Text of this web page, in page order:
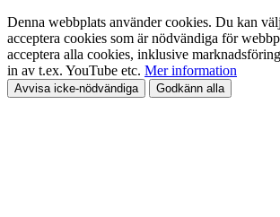
Denna webbplats använder cookies. Du kan
acceptera cookies som är nödvändiga för
acceptera alla cookies, inklusive
in av t.ex. YouTube etc. Mer information
Avvisa icke-nödvändiga Godkänn alla